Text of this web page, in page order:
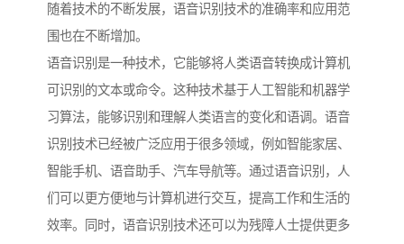
随着技术的不断发展，语音识别技术的准确率和应用范
围也在不断增加。
语音识别是一种技术，它能够将人类语音转换成计算机
可识别的文本或命令。这种技术基于人工智能和机器学
习算法，能够识别和理解人类语言的变化和语调。语音
识别技术已经被广泛应用于很多领域，例如智能家居、
智能手机、语音助手、汽车导航等。通过语音识别，人
们可以更方便地与计算机进行交互，提高工作和生活的
效率。同时，语音识别技术还可以为残障人士提供更多